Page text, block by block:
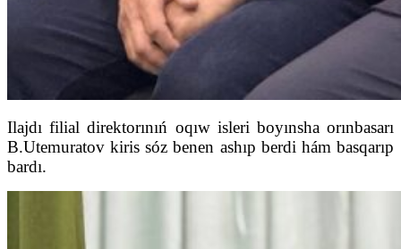
Ilajdı filial direktorınıń oqıw isleri boyınsha orınbasarı
B.Utemuratov kiris sóz benen ashıp berdi hám basqarıp
bardı.